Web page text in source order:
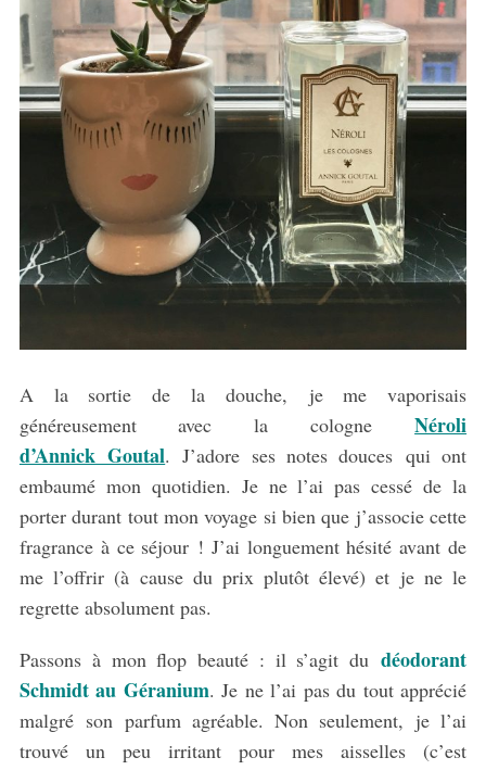
A la sortie de la douche, je me vaporisais
généreusement avec la cologneNéroli
d’Annick Goutal. J’adore ses notes douces qui ont
embaumé mon quotidien. Je ne l’ai pas cessé de la
porter durant tout mon voyage si bien que j’associe cette
fragrance à ce séjour ! J’ai longuement hésité avant de
me l’offrir (à cause du prix plutôt élevé) et je ne le
regrette absolument pas.
Passons à mon flop beauté : il s’agit dudéodorant
Schmidt au Géranium. Je ne l’ai pas du tout apprécié
malgré son parfum agréable. Non seulement, je l’ai
trouvé un peu irritant pour mes aisselles (c’est